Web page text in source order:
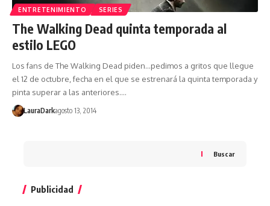
ENTRETENIMIENTO SERIES
The Walking Dead quinta temporada al
estilo LEGO
Los fans de The Walking Dead piden...pedimos a gritos que llegue
el 12 de octubre, fecha en el que se estrenará la quinta temporada y
pinta superar a las anteriores.…
LauraDarkagosto 13, 2014
Buscar
Publicidad